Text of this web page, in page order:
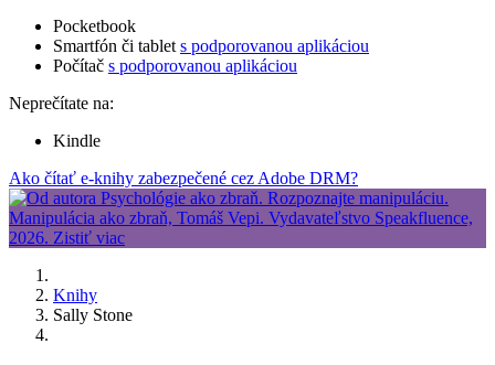
Pocketbook
Smartfón či tablet s podporovanou aplikáciou
Počítač s podporovanou aplikáciou
Neprečítate na:
Kindle
Ako čítať e-knihy zabezpečené cez Adobe DRM?
Knihy
Sally Stone